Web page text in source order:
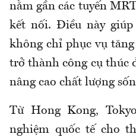
nằm gần các tuyến
kết nối. Điều này giúp
không chỉ phục vụ
trở thành công cụ thúc
nâng cao chất lượng
Từ Hong Kong,
nghiệm quốc tế cho